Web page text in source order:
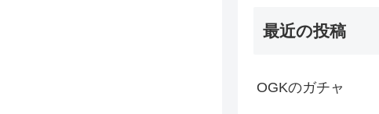
最近の投稿
OGKのガチャ